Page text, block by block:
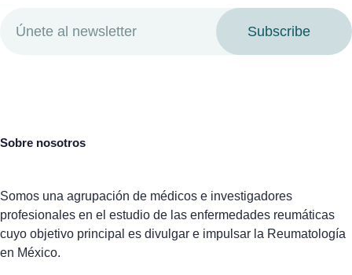
Subscribe
Sobre nosotros
Somos una agrupación de médicos e investigadores
profesionales en el estudio de las enfermedades reumáticas
cuyo objetivo principal es divulgar e impulsar la Reumatología
en México.